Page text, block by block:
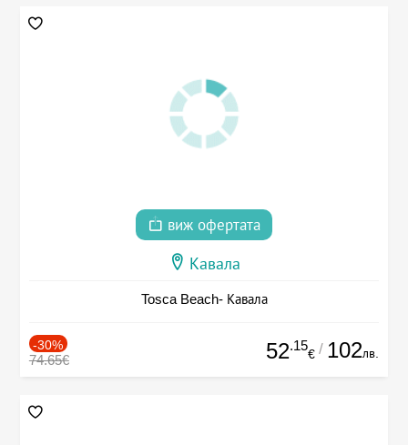
виж офертата
Кавала
Tosca Beach- Кавала
-30%
74.65€ 52.15
€ / 102лв.